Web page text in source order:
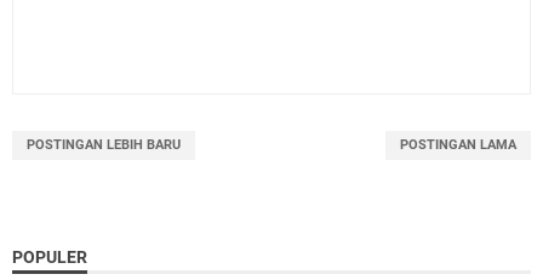
POSTINGAN LEBIH BARU POSTINGAN LAMA
POPULER